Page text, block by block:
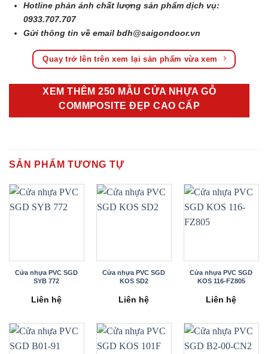
Hotline phản ánh chất lượng sản phẩm dịch vụ:
0933.707.707
Gửi thông tin về emailbdh@saigondoor.vn
Quay trở lên trên xem lại sản phẩm vừa xem
XEM THÊM 250 MẪU CỬA NHỰA GỖ
COMMPOSITE ĐẸP CAO CẤP
SẢN PHẨM TƯƠNG TỰ
Cửa nhựa PVC SGD
SYB 772
Liên hệ
Cửa nhựa PVC SGD
KOS SD2
Liên hệ
Cửa nhựa PVC SGD
KOS 116-FZ805
Liên hệ